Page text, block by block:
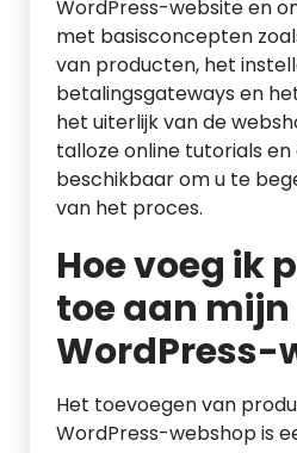
WordPress-website en
met basisconcepten
van producten, het
betalingsgateways en
het uiterlijk van de
talloze online tutorials
beschikbaar om u te
van het proces.
Hoe voeg ik
toe aan mijn
WordPress-
Het toevoegen van
WordPress-webshop is